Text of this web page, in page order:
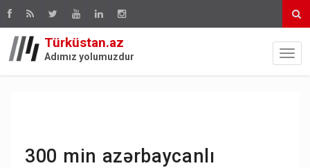
Türküstan.az
Adımız yolumuzdur
300 min azərbaycanlı